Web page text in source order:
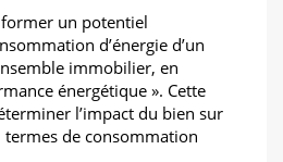
un potentiel
d’énergie d’un
immobilier, en
énergétique ». Cette
l’impact du bien sur
termes de consommation